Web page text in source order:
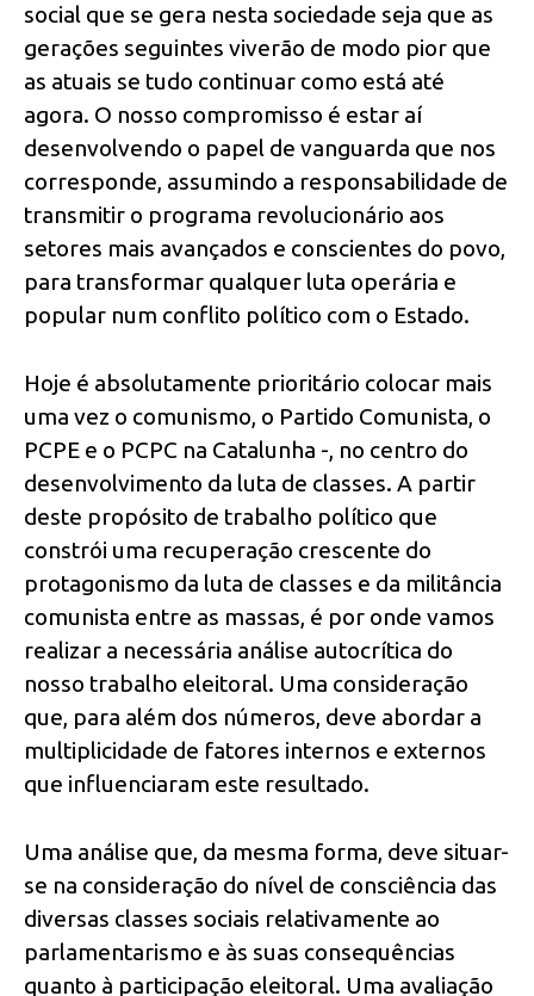
social que se gera nesta sociedade seja que as
gerações seguintes viverão de modo pior que
as atuais se tudo continuar como está até
agora. O nosso compromisso é estar aí
desenvolvendo o papel de vanguarda que nos
corresponde, assumindo a responsabilidade de
transmitir o programa revolucionário aos
setores mais avançados e conscientes do povo,
para transformar qualquer luta operária e
popular num conflito político com o Estado.
Hoje é absolutamente prioritário colocar mais
uma vez o comunismo, o Partido Comunista, o
PCPE e o PCPC na Catalunha -, no centro do
desenvolvimento da luta de classes. A partir
deste propósito de trabalho político que
constrói uma recuperação crescente do
protagonismo da luta de classes e da militância
comunista entre as massas, é por onde vamos
realizar a necessária análise autocrítica do
nosso trabalho eleitoral. Uma consideração
que, para além dos números, deve abordar a
multiplicidade de fatores internos e externos
que influenciaram este resultado.
Uma análise que, da mesma forma, deve situar-
se na consideração do nível de consciência das
diversas classes sociais relativamente ao
parlamentarismo e às suas consequências
quanto à participação eleitoral. Uma avaliação